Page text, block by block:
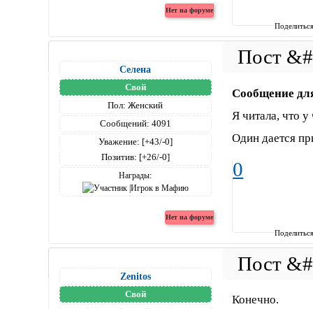
Селена
Свой
Пол: Женский
Сообщений: 4091
Уважение: [+43/-0]
Позитив: [+26/-0]
Награды:
Сообщение
Я читала, что у
Один дается
0
Zenitos
Свой
Конечно.